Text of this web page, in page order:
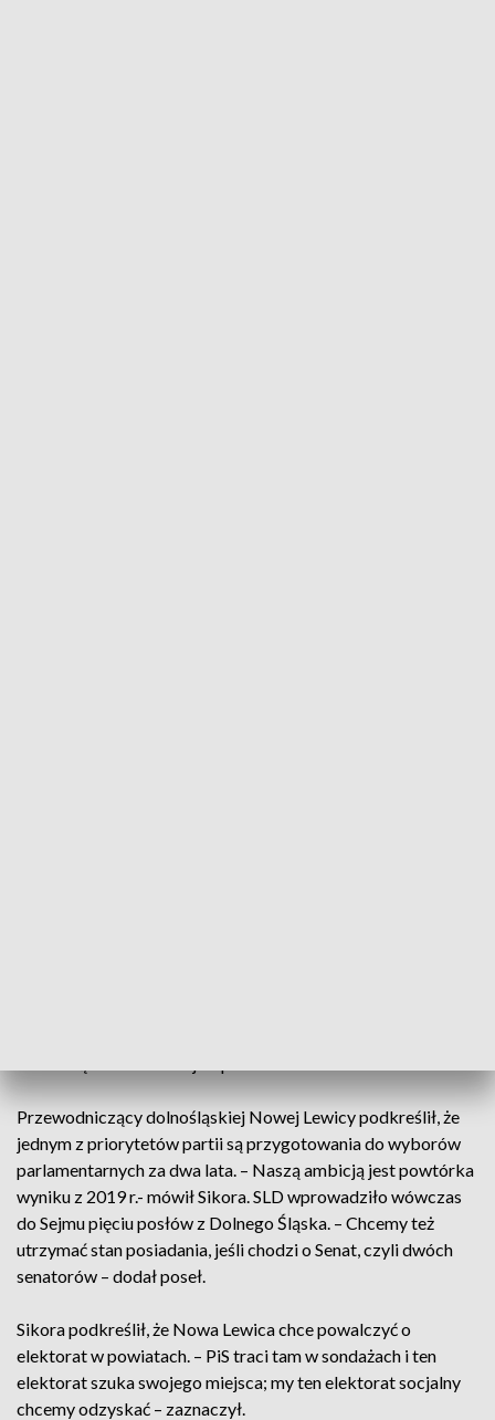
Przewodniczący dolnośląskiej Nowej Lewicy podkreślił, że
jednym z priorytetów partii są przygotowania do wyborów
parlamentarnych za dwa lata. – Naszą ambicją jest powtórka
wyniku z 2019 r.- mówił Sikora. SLD wprowadziło wówczas
do Sejmu pięciu posłów z Dolnego Śląska. – Chcemy też
utrzymać stan posiadania, jeśli chodzi o Senat, czyli dwóch
senatorów – dodał poseł.
Sikora podkreślił, że Nowa Lewica chce powalczyć o
elektorat w powiatach. – PiS traci tam w sondażach i ten
elektorat szuka swojego miejsca; my ten elektorat socjalny
chcemy odzyskać – zaznaczył.